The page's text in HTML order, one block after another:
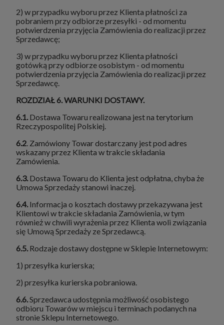
2) w przypadku wyboru przez Klienta płatności za
pobraniem przy odbiorze przesyłki - od momentu
potwierdzenia przyjęcia Zamówienia do realizacji przez
Sprzedawcę;
3) w przypadku wyboru przez Klienta płatności
gotówką przy odbiorze osobistym - od momentu
potwierdzenia przyjęcia Zamówienia do realizacji przez
Sprzedawcę.
ROZDZIAŁ 6. WARUNKI DOSTAWY.
6.1. Dostawa Towaru realizowana jest na terytorium
Rzeczypospolitej Polskiej.
6.2 . Zamówiony Towar dostarczany jest pod adres
wskazany przez Klienta w trakcie składania
Zamówienia.
6.3. Dostawa Towaru do Klienta jest odpłatna, chyba że
Umowa Sprzedaży stanowi inaczej.
6.4. Informacja o kosztach dostawy przekazywana jest
Klientowi w trakcie składania Zamówienia, w tym
również w chwili wyrażenia przez Klienta woli związania
się Umową Sprzedaży ze Sprzedawcą.
6.5. Rodzaje dostawy dostępne w Sklepie Internetowym:
1) przesyłka kurierska;
2) przesyłka kurierska pobraniowa.
6.6.Sprzedawca udostępnia możliwość osobistego
odbioru Towarów w miejscu i terminach podanych na
stronie Sklepu Internetowego.